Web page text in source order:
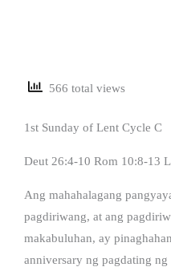
566 total views
1st Sunday of Lent Cycle C
Deut 26:4-10 Rom 10:8-13
Ang mahahalagang
pagdiriwang, at ang
makabuluhan, ay
anniversary ng pagdating